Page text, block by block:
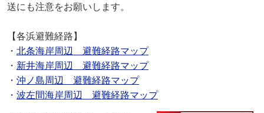
送にも注意をお願いします。
【各浜避難経路】
・ 北条海岸周辺 避難経路マップ
・ 新井海岸周辺 避難経路マップ
・ 沖ノ島周辺 避難経路マップ
・ 波左間海岸周辺 避難経路マップ